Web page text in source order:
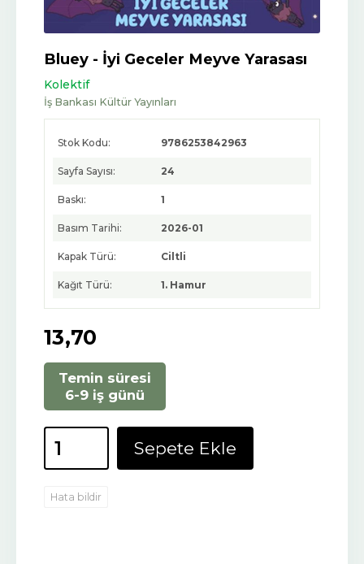
Bluey - İyi Geceler Meyve Yarasası
Kolektif
İş Bankası Kültür Yayınları
Stok Kodu: 9786253842963
Sayfa Sayısı: 24
Baskı: 1
Basım Tarihi: 2026-01
Kapak Türü: Ciltli
Kağıt Türü: 1. Hamur
13,70
Temin süresi
6-9 iş günü
Sepete Ekle
Hata bildir